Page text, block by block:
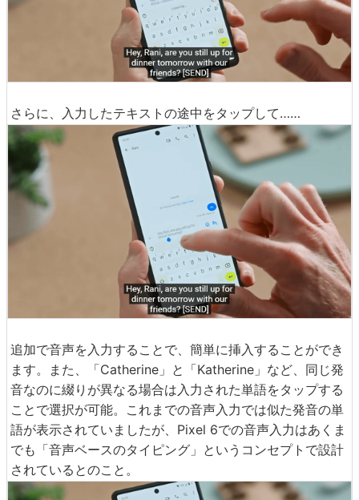
入力のスピードは話すスピードに追いついており、本当に
リアルタイムのテキスト変換が可能になっています。
さらに、入力したテキストの途中をタップして……